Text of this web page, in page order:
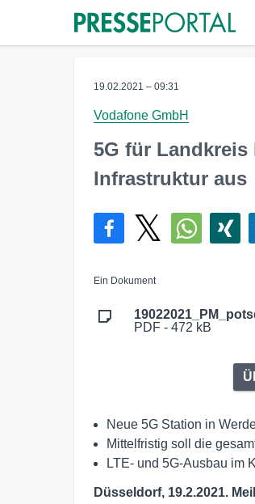
19.02.2021 – 09:31
Vodafone GmbH
5G für Landkreis
Infrastruktur aus
Ein Dokument
PDF - 472 kB
Neue 5G Station in
Mittelfristig soll die
LTE- und 5G-Ausbau im
Düsseldorf, 19.2.2021.